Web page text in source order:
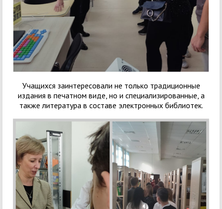
Учащихся заинтересовали не только традиционные
издания в печатном виде, но и специализированные, а
также литература в составе электронных библиотек.